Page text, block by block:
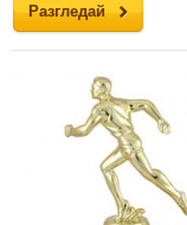
Разгледай